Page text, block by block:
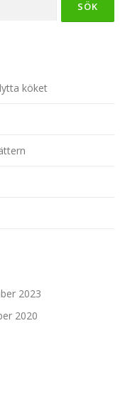
köket
2023
2020